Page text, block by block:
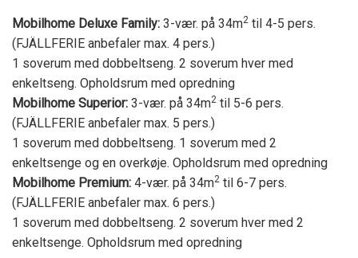
Mobilhome Deluxe Family: 3-vær. på 34m2 til 4-5 pers.
(FJÄLLFERIE anbefaler max. 4 pers.)
1 soverum med dobbeltseng. 2 soverum hver med
enkeltseng. Opholdsrum med opredning
Mobilhome Superior: 3-vær. på 34m2 til 5-6 pers.
(FJÄLLFERIE anbefaler max. 5 pers.)
1 soverum med dobbeltseng. 1 soverum med 2
enkeltsenge og en overkøje. Opholdsrum med opredning
Mobilhome Premium: 4-vær. på 34m2 til 6-7 pers.
(FJÄLLFERIE anbefaler max. 6 pers.)
1 soverum med dobbeltseng. 2 soverum hver med 2
enkeltsenge. Opholdsrum med opredning